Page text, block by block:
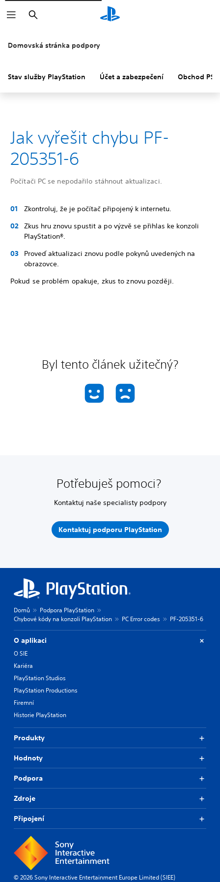
Vyhledat
Domovská stránka podpory
Stav služby PlayStation Účet a zabezpečení Obchod PS
Jak vyřešit chybu PF-
205351-6
Počítači PC se nepodařilo stáhnout aktualizaci.
Zkontroluj, že je počítač připojený k internetu.
Zkus hru znovu spustit a po výzvě se přihlas ke konzoli
PlayStation®.
Proveď aktualizaci znovu podle pokynů uvedených na
obrazovce.
Pokud se problém opakuje, zkus to znovu později.
Byl tento článek užitečný?
Potřebuješ pomoci?
Kontaktuj naše specialisty podpory
Kontaktuj podporu PlayStation
Domů
Podpora PlayStation
Chybové kódy na konzoli PlayStation
PC Error codes PF-205351-6
O aplikaci
O SIE
Kariéra
PlayStation Studios
PlayStation Productions
Firemní
Historie PlayStation
Produkty
Hodnoty
Podpora
Zdroje
Připojení
© 2026 Sony Interactive Entertainment Europe Limited (SIEE)